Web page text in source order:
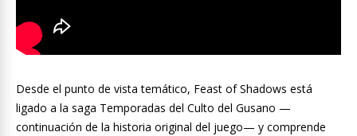
Desde el punto de vista temático, Feast of Shadows está
ligado a la saga Temporadas del Culto del Gusano —
continuación de la historia original del juego— y comprende